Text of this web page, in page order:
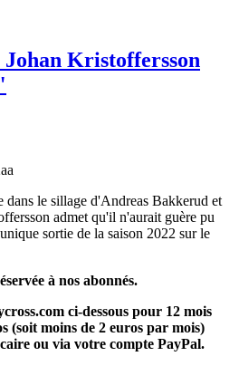
Kristoffersson
dans le sillage d'Andreas Bakkerud et
admet qu'il n'aurait guère pu
sortie de la saison 2022 sur le
à nos abonnés.
ci-dessous pour 12 mois
(soit moins de 2 euros par mois)
ou via votre compte PayPal.